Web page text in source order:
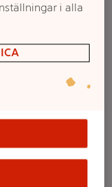
i alla